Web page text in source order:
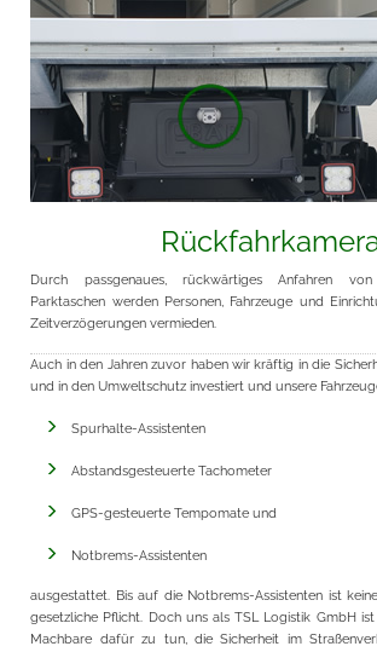
Durch passgenaues, rückwärtiges Anfahren
Parktaschen werden Personen, Fahrzeuge und
Zeitverzögerungen vermieden.
Auch in den Jahren zuvor haben wir kräftig in die
und in den Umweltschutz investiert und unsere
Spurhalte-Assistenten
Abstandsgesteuerte Tachometer
GPS-gesteuerte Tempomate und
Notbrems-Assistenten
ausgestattet. Bis auf die Notbrems-Assistenten ist
gesetzliche Pflicht. Doch uns als TSL Logistik GmbH
Machbare dafür zu tun, die Sicherheit im